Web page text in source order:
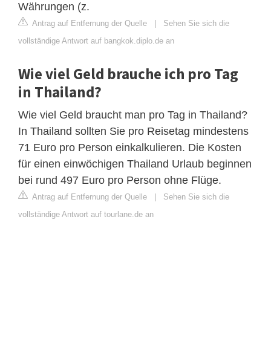
Währungen (z.
Antrag auf Entfernung der Quelle
Sehen Sie sich die
vollständige Antwort auf bangkok.diplo.de an
Wie viel Geld brauche ich pro Tag
in Thailand?
Wie viel Geld braucht man pro Tag in Thailand?
In Thailand sollten Sie pro Reisetag mindestens
71 Euro pro Person einkalkulieren. Die Kosten
für einen einwöchigen Thailand Urlaub beginnen
bei rund 497 Euro pro Person ohne Flüge.
Antrag auf Entfernung der Quelle
Sehen Sie sich die
vollständige Antwort auf tourlane.de an